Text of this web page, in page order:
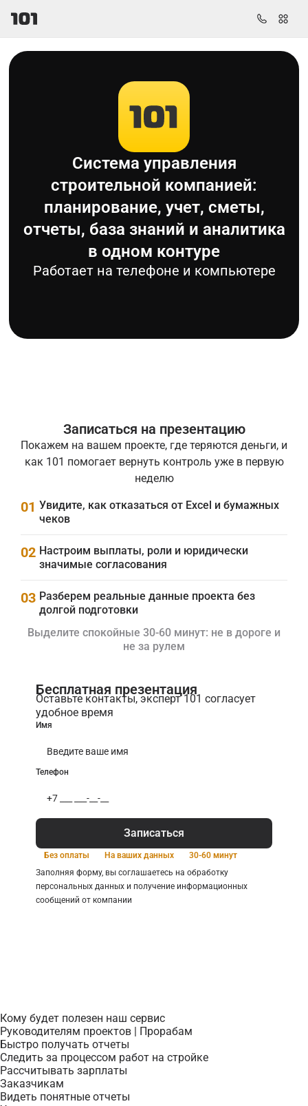
Система управления
строительной компанией:
планирование, учет, сметы,
отчеты, база знаний и аналитика
в одном контуре
Работает на телефоне и компьютере
Записаться на презентацию
Покажем на вашем проекте, где теряются деньги, и
как 101 помогает вернуть контроль уже в первую
неделю
01 Увидите, как отказаться от Excel и бумажных
чеков
02 Настроим выплаты, роли и юридически
значимые согласования
03 Разберем реальные данные проекта без
долгой подготовки
Выделите спокойные 30-60 минут: не в дороге и
не за рулем
Бесплатная презентация
Оставьте контакты, эксперт 101 согласует
удобное время
Имя
Телефон
Записаться
Без оплаты На ваших данных
30-60 минут
Заполняя форму, вы соглашаетесь на обработку
персональных данных и получение информационных
сообщений от компании
Кому будет полезен наш сервис
Руководителям проектов | Прорабам
Быстро получать отчеты
Следить за процессом работ на стройке
Рассчитывать зарплаты
Заказчикам
Видеть понятные отчеты